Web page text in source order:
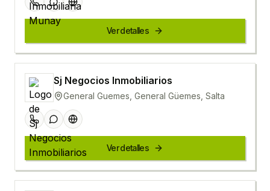
Ver detalles
Sj Negocios Inmobiliarios
General Guemes, General Güemes, Salta
Ver detalles